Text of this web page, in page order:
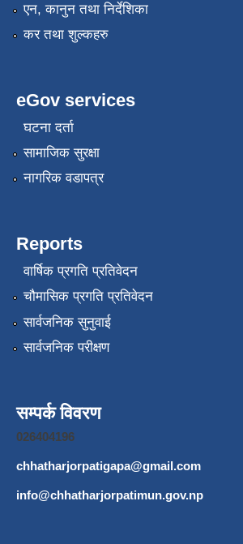
एन, कानुन तथा निर्देशिका
कर तथा शुल्कहरु
eGov services
घटना दर्ता
सामाजिक सुरक्षा
नागरिक वडापत्र
Reports
वार्षिक प्रगति प्रतिवेदन
चौमासिक प्रगति प्रतिवेदन
सार्वजनिक सुनुवाई
सार्वजनिक परीक्षण
सम्पर्क विवरण
026404196
chhatharjorpatigapa@gmail.com
info@chhatharjorpatimun.gov.np